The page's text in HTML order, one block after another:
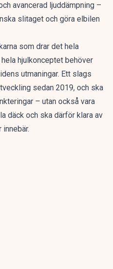
avancerad ljuddämpning –
slitaget och göra elbilen
som drar det hela
hjulkonceptet behöver
utmaningar. Ett slags
sedan 2019, och ska
– utan också vara
däck och ska därför klara av